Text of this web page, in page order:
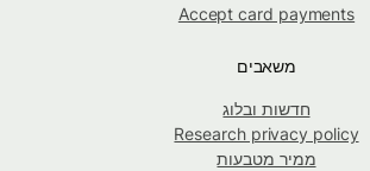
Accept card payments
משאבים
חדשות ובלוג
Research privacy policy
ממיר מטבעות